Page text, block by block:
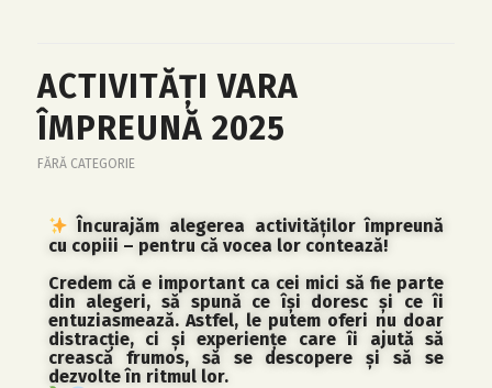
ACTIVITĂȚI VARA
ÎMPREUNĂ 2025
FĂRĂ CATEGORIE
Încurajăm alegerea activităților împreună
cu copiii – pentru că vocea lor contează!
Credem că e important ca cei mici să fie parte
din alegeri, să spună ce își doresc și ce îi
entuziasmează. Astfel, le putem oferi nu doar
distracție, ci și experiențe care îi ajută să
crească frumos, să se descopere și să se
dezvolte în ritmul lor.